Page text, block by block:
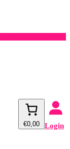
€0,00 Login